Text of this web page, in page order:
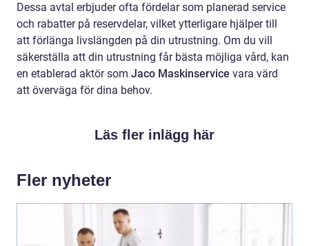
Dessa avtal erbjuder ofta fördelar som planerad service
och rabatter på reservdelar, vilket ytterligare hjälper till
att förlänga livslängden på din utrustning. Om du vill
säkerställa att din utrustning får bästa möjliga vård, kan
en etablerad aktör som Jaco Maskinservice vara värd
att överväga för dina behov.
Läs fler inlägg här
Fler nyheter